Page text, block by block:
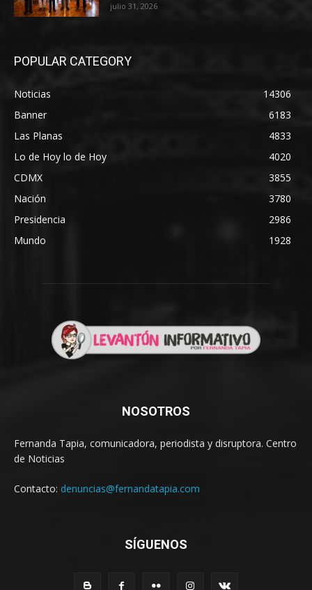
julio 31, 2026
POPULAR CATEGORY
Noticias
14306
Banner
6183
Las Planas
4833
Lo de Hoy lo de Hoy
4020
CDMX
3855
Nación
3780
Presidencia
2986
Mundo
1928
NOSOTROS
Fernanda Tapia, comunicadora, periodista y disruptora. Centro
de Noticias
Contacto: denuncias@fernandatapia.com
SÍGUENOS